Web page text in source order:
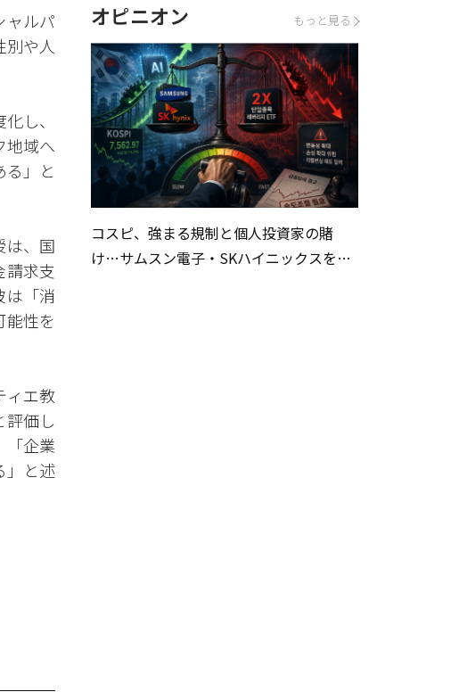
ャルパ
や人
し、
地域へ
」と
は、国
請求支
は「消
能性を
ィエ教
評価し
「企業
」と述
オピニオン もっと見る
コスピ、強まる規制と個人投資家の賭
け…サムスン電子・SKハイニックスを巡